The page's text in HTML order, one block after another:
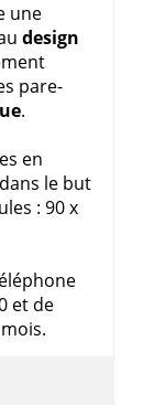
une
design
pare-
.
en
le but
: 90 x
et de